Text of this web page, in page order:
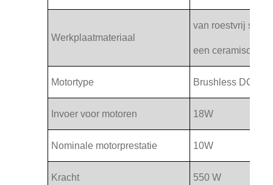
Werkplaatmateriaal
van roestvrij staal
een ceramische
Motortype Brushless DC
Invoer voor motoren 18W
Nominale motorprestatie 10W
Kracht 550 W